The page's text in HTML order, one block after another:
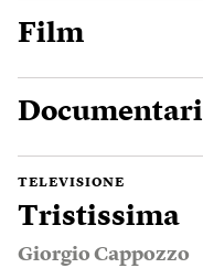
Film
Documentari
TELEVISIONE
Tristissima
Giorgio Cappozzo